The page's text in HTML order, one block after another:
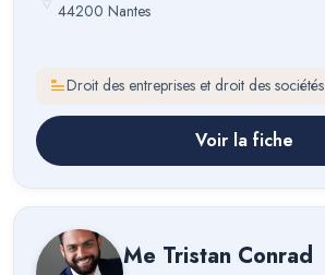
44200 Nantes
Droit des entreprises et droit des sociétés
Voir la fiche
Me Tristan Conrad